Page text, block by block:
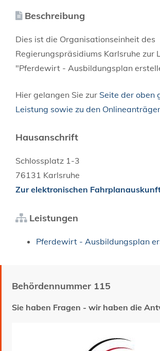
Beschreibung
Dies ist die Organisationseinheit des
Regierungspräsidiums Karlsruhe zur
"Pferdewirt - Ausbildungsplan
Hier gelangen Sie zur Seite der oben
Leistung sowie zu den
Hausanschrift
Schlossplatz 1-3
76131 Karlsruhe
Zur elektronischen
Leistungen
Pferdewirt - Ausbildungsplan
Behördennummer 115
Sie haben Fragen - wir haben die